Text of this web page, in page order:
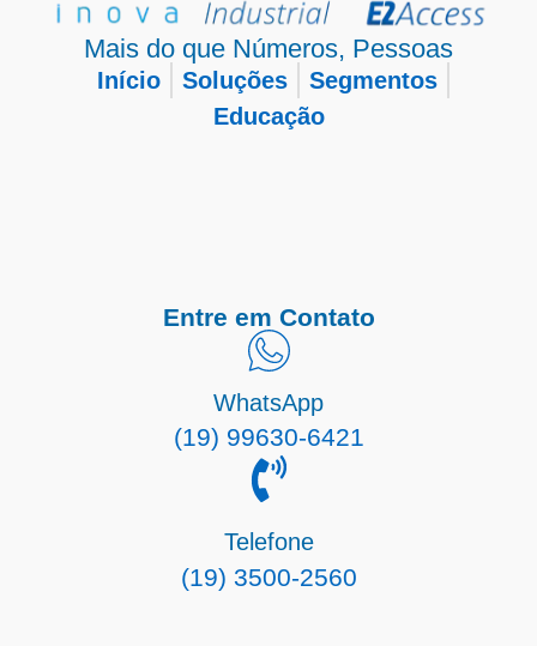
Mais do que Números, Pessoas
Início Soluções
Segmentos
Educação
Entre em Contato
WhatsApp
(19) 99630-6421
Telefone
(19) 3500-2560